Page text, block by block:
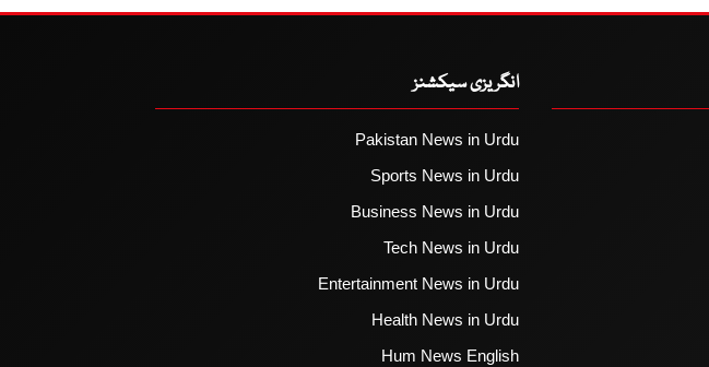
انگریزی سیکشنز
Pakistan News in Urdu
Sports News in Urdu
Business News in Urdu
Tech News in Urdu
Entertainment News in Urdu
Health News in Urdu
Hum News English